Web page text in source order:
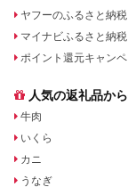
ヤフーのふるさと納税
マイナビふるさと納税
ポイント還元キャン
人気の返礼品か
牛肉
いくら
カニ
うなぎ